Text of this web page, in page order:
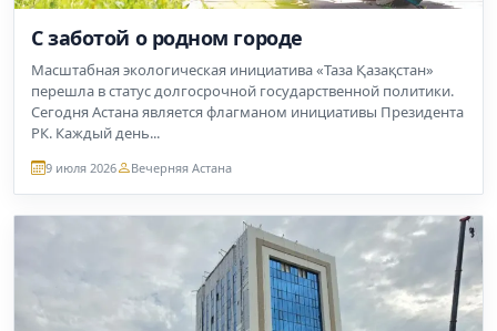
С заботой о родном городе
Масштабная экологическая инициатива «Таза Қазақстан»
перешла в статус долгосрочной государственной политики.
Сегодня Астана является флагманом инициативы Президента
РК. Каждый день...
9 июля 2026 Вечерняя Астана